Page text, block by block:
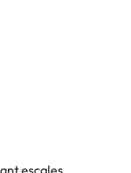
escales